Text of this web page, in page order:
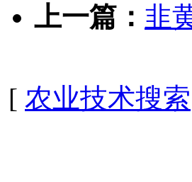
上一篇： 韭
[ 农业技术搜索